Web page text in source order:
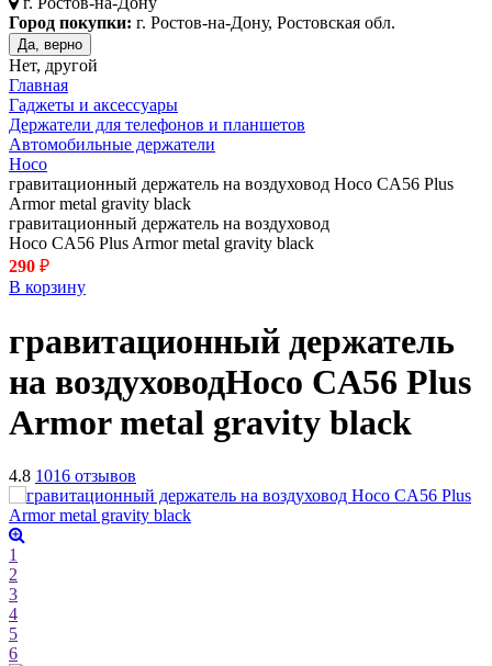
Город покупки: г. Ростов-на-Дону, Ростовская обл.
Да, верно
Нет, другой
Главная
Гаджеты и аксессуары
Держатели для телефонов и планшетов
Автомобильные держатели
Hoco
гравитационный держатель на воздуховод Hoco CA56 Plus
Armor metal gravity black
гравитационный держатель на воздуховод
Hoco CA56 Plus Armor metal gravity black
290 ₽
В корзину
гравитационный держатель
на воздуховодHoco CA56 Plus
Armor metal gravity black
4.8 1016 отзывов
1
2
3
4
5
6